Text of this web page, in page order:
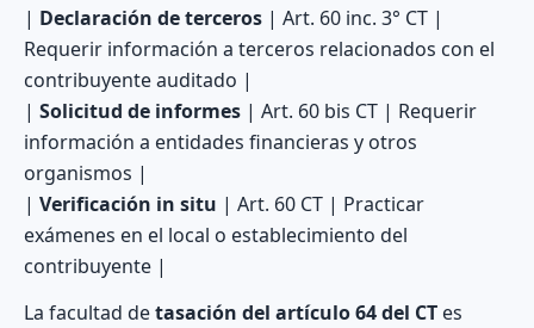
| Declaración de terceros | Art. 60 inc. 3° CT |
Requerir información a terceros relacionados con el
contribuyente auditado |
| Solicitud de informes | Art. 60 bis CT | Requerir
información a entidades financieras y otros
organismos |
| Verificación in situ | Art. 60 CT | Practicar
exámenes en el local o establecimiento del
contribuyente |
La facultad detasación del artículo 64 del CT es